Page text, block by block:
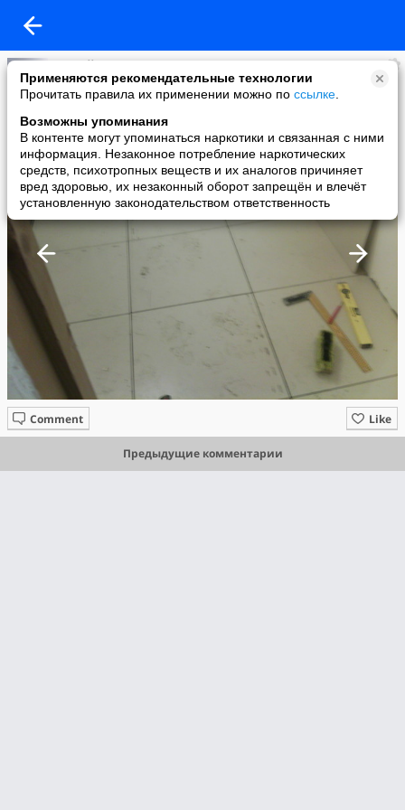
Применяются рекомендательные технологии
Прочитать правила их применении можно по ссылке
Возможны упоминания
В контенте могут упоминаться наркотики и связанная с ними
информация. Незаконное потребление наркотических
средств, психотропных веществ и их аналогов причиняет
вред здоровью, их незаконный оборот запрещён и влечёт
установленную законодательством ответственность
Сергей Сарапин
added a photo
19 Jan в 17:13
Like
Comment
Предыдущие комментарии